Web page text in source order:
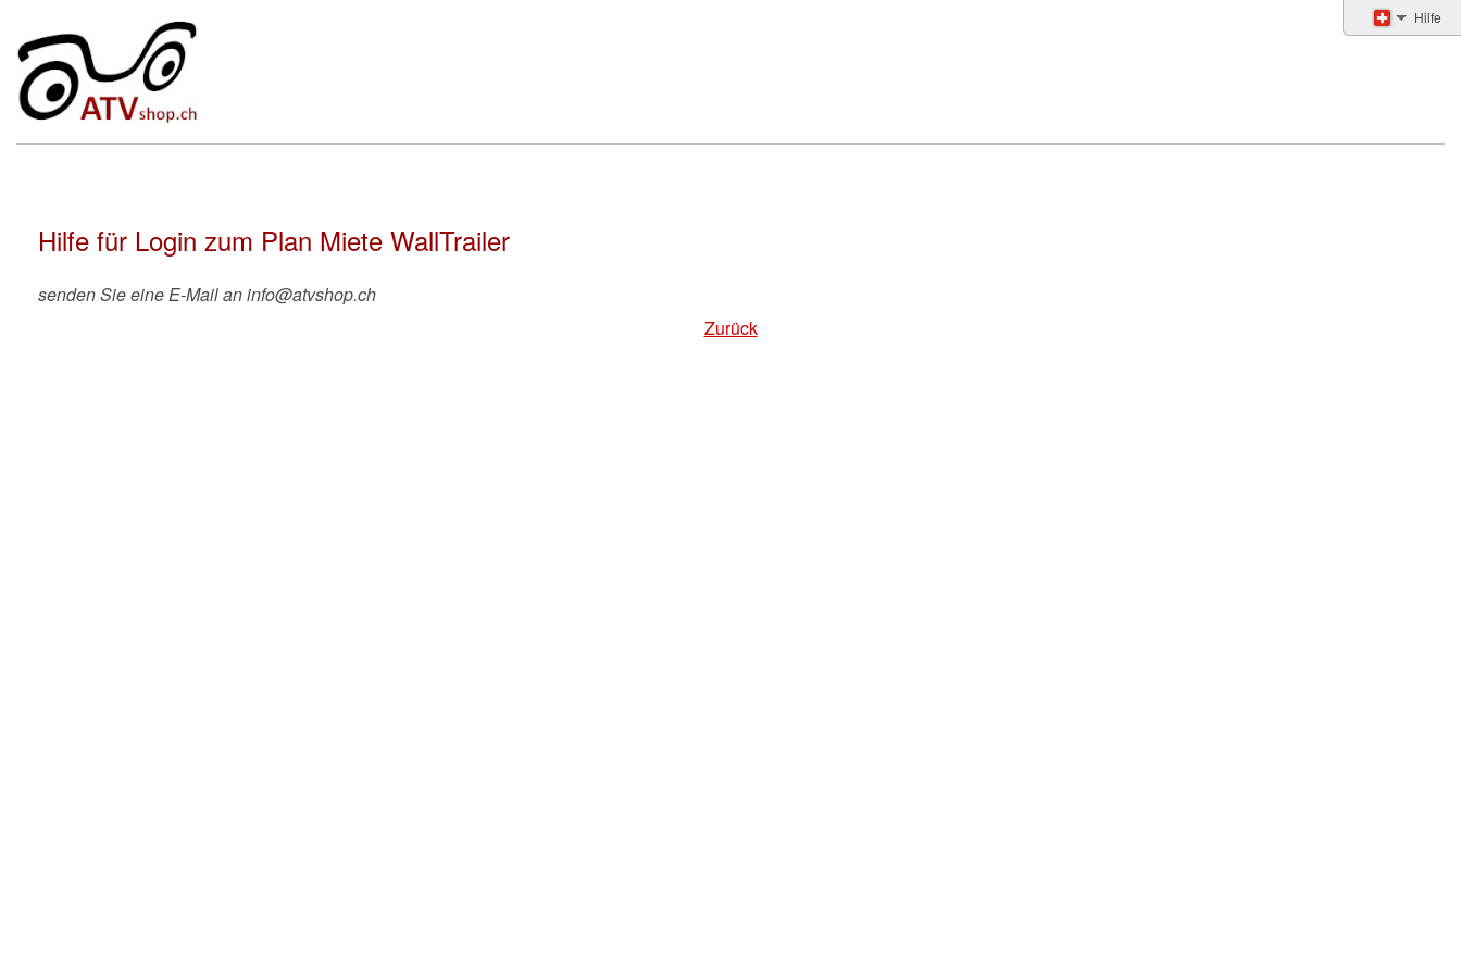
Hilfe
Hilfe für Login zum Plan Miete WallTrailer
senden Sie eine E-Mail an info@atvshop.ch
Zurück